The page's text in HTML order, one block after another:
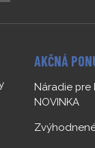
AKČNÁ
Náradie pre
NOVINKA